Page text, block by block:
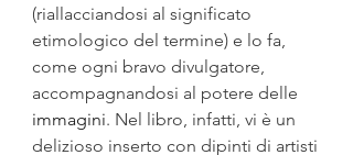
(riallacciandosi al significato
etimologico del termine) e lo fa,
come ogni bravo divulgatore,
accompagnandosi al potere delle
immagini. Nel libro, infatti, vi è un
delizioso inserto con dipinti di artisti